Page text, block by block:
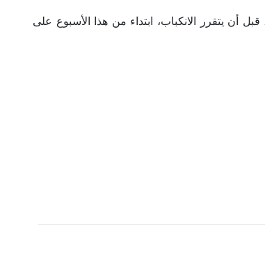
أن يتقرر الانكباب، ابتداء من هذا الأسبوع على